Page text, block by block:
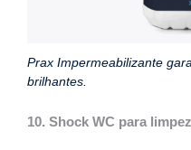
Prax Impermeabilizante
brilhantes.
10. Shock WC para